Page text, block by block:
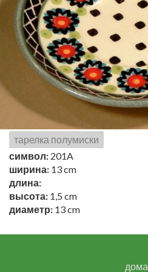
тарелка полумиски
символ: 201A
ширина: 13 cm
длина:
высота: 1,5 cm
диаметр: 13 cm
дома